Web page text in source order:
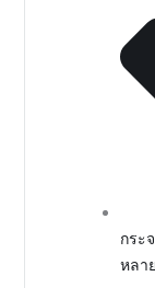
กระ
หลา